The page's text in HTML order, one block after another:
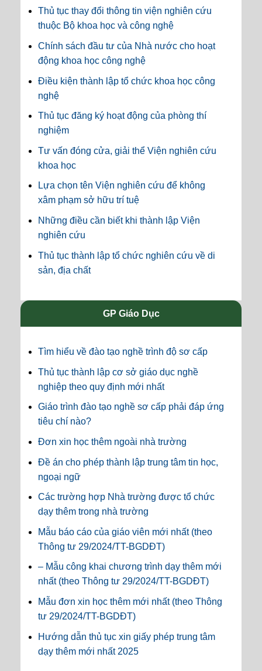
Thủ tục thay đổi thông tin viện nghiên cứu
thuộc Bộ khoa học và công nghệ
Chính sách đầu tư của Nhà nước cho hoạt
động khoa học công nghệ
Điều kiện thành lập tổ chức khoa học công
nghệ
Thủ tục đăng ký hoạt động của phòng thí
nghiệm
Tư vấn đóng cửa, giải thể Viện nghiên cứu
khoa học
Lựa chọn tên Viện nghiên cứu để không
xâm phạm sở hữu trí tuệ
Những điều cần biết khi thành lập Viện
nghiên cứu
Thủ tục thành lập tổ chức nghiên cứu về di
sản, địa chất
GP Giáo Dục
Tìm hiểu về đào tạo nghề trình độ sơ cấp
Thủ tục thành lập cơ sở giáo dục nghề
nghiệp theo quy định mới nhất
Giáo trình đào tạo nghề sơ cấp phải đáp ứng
tiêu chí nào?
Đơn xin học thêm ngoài nhà trường
Đề án cho phép thành lập trung tâm tin học,
ngoại ngữ
Các trường hợp Nhà trường được tổ chức
dạy thêm trong nhà trường
Mẫu báo cáo của giáo viên mới nhất (theo
Thông tư 29/2024/TT-BGDĐT)
– Mẫu công khai chương trình dạy thêm mới
nhất (theo Thông tư 29/2024/TT-BGDĐT)
Mẫu đơn xin học thêm mới nhất (theo Thông
tư 29/2024/TT-BGDĐT)
Hướng dẫn thủ tục xin giấy phép trung tâm
dạy thêm mới nhất 2025